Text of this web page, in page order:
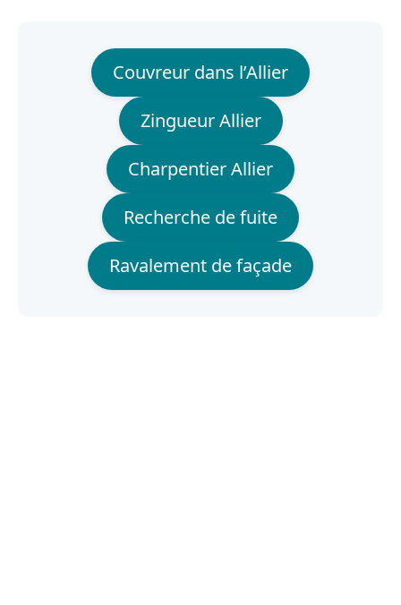
Couvreur dans l’Allier
Zingueur Allier
Charpentier Allier
Recherche de fuite
Ravalement de façade